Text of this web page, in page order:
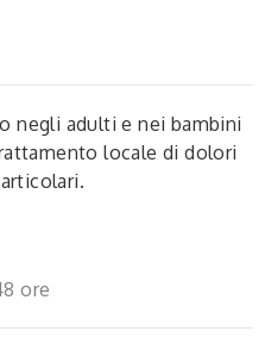
negli adulti e nei bambini
locale di dolori
ore